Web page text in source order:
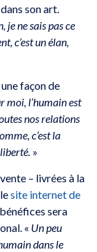
son art.
je ne sais pas ce
c’est un élan,
façon de
moi, l’humain est
nos relations
c’est la
»
– livrées à la
site internet de
sera
« Un peu
dans le